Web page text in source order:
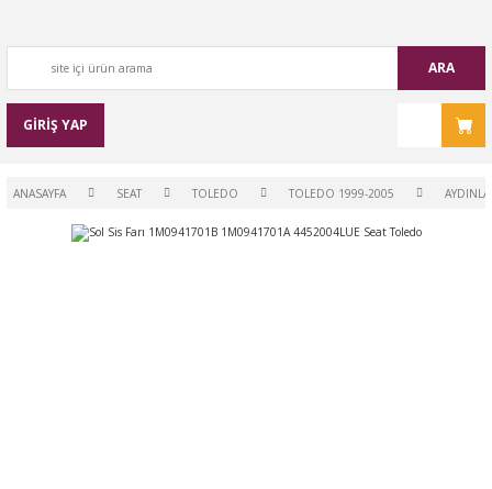
ARA
GİRİŞ YAP
ANASAYFA SEAT TOLEDO TOLEDO 1999-2005